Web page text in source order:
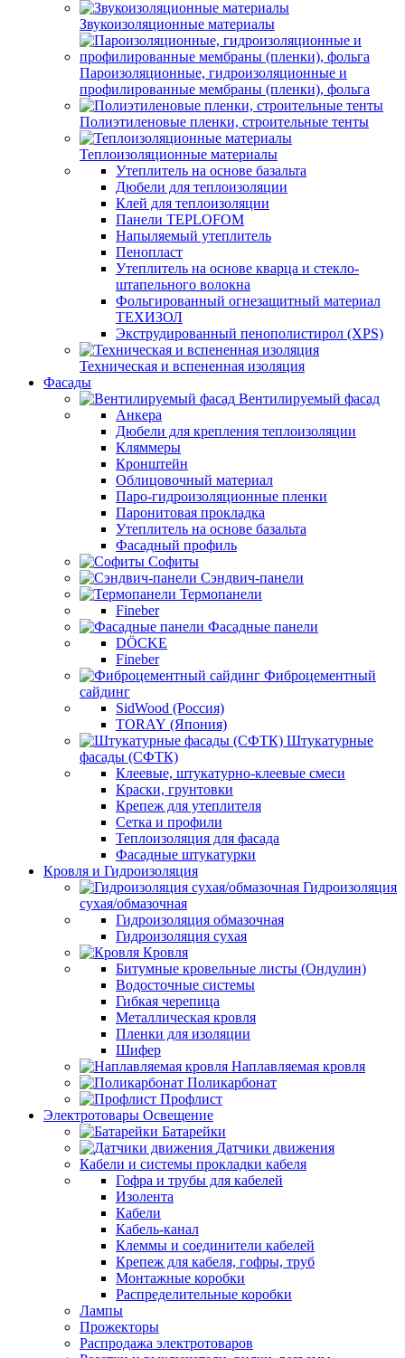
Звукоизоляционные материалы
Пароизоляционные, гидроизоляционные и
профилированные мембраны (пленки), фольга
Полиэтиленовые пленки, строительные тенты
Теплоизоляционные материалы
Утеплитель на основе базальта
Дюбели для теплоизоляции
Клей для теплоизоляции
Панели TEPLOFOM
Напыляемый утеплитель
Пенопласт
Утеплитель на основе кварца и стекло-
штапельного волокна
Фольгированный огнезащитный материал
ТЕХИЗОЛ
Экструдированный пенополистирол (XPS)
Техническая и вспененная изоляция
Фасады
Вентилируемый фасад
Анкера
Дюбели для крепления теплоизоляции
Кляммеры
Кронштейн
Облицовочный материал
Паро-гидроизоляционные пленки
Паронитовая прокладка
Утеплитель на основе базальта
Фасадный профиль
Софиты
Сэндвич-панели
Термопанели
Fineber
Фасадные панели
DÖCKE
Fineber
Фиброцементный
сайдинг
SidWood (Россия)
TORAY (Япония)
Штукатурные
фасады (СФТК)
Клеевые, штукатурно-клеевые смеси
Краски, грунтовки
Крепеж для утеплителя
Сетка и профили
Теплоизоляция для фасада
Фасадные штукатурки
Кровля и Гидроизоляция
Гидроизоляция
сухая/обмазочная
Гидроизоляция обмазочная
Гидроизоляция сухая
Кровля
Битумные кровельные листы (Ондулин)
Водосточные системы
Гибкая черепица
Металлическая кровля
Пленки для изоляции
Шифер
Наплавляемая кровля
Поликарбонат
Профлист
Электротовары Освещение
Батарейки
Датчики движения
Кабели и системы прокладки кабеля
Гофра и трубы для кабелей
Изолента
Кабели
Кабель-канал
Клеммы и соединители кабелей
Крепеж для кабеля, гофры, труб
Монтажные коробки
Распределительные коробки
Лампы
Прожекторы
Распродажа электротоваров